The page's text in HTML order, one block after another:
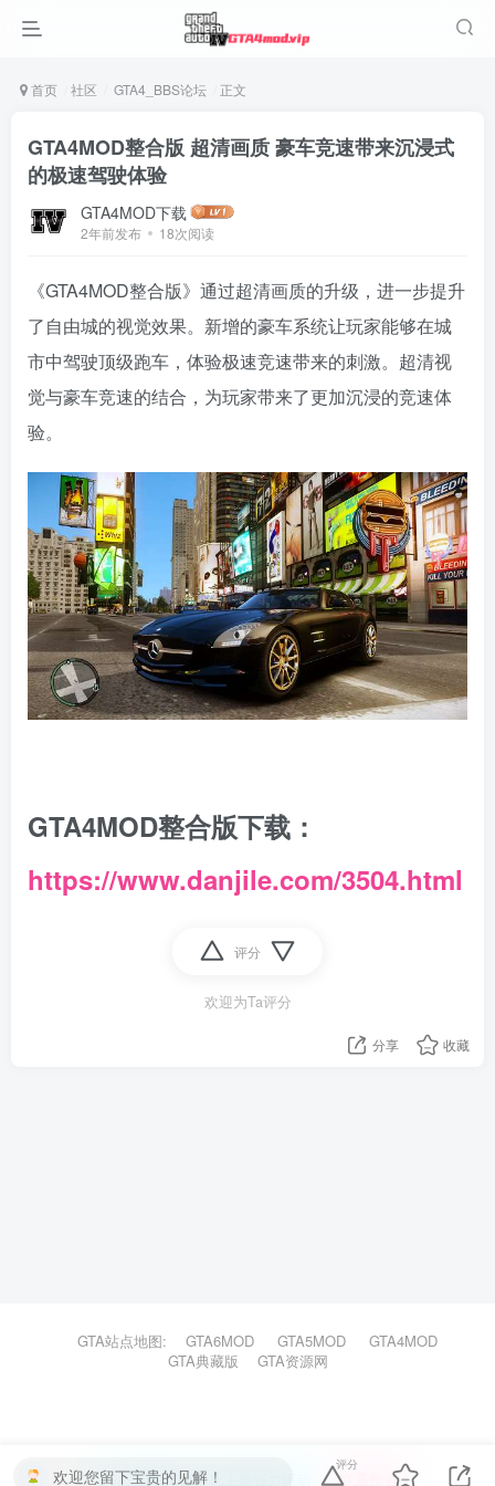
首页 社区 GTA4_BBS论坛 正文
GTA4MOD整合版 超清画质 豪车竞速带来沉浸式
的极速驾驶体验
GTA4MOD下载
2年前发布 18次阅读
《GTA4MOD整合版》通过超清画质的升级，进一步提升
了自由城的视觉效果。新增的豪车系统让玩家能够在城
市中驾驶顶级跑车，体验极速竞速带来的刺激。超清视
觉与豪车竞速的结合，为玩家带来了更加沉浸的竞速体
验。
GTA4MOD整合版下载：
https://www.danjile.com/3504.html
评分
欢迎为Ta评分
分享 收藏
GTA站点地图: GTA6MOD GTA5MOD
GTA4MOD
GTA典藏版
GTA资源网
欢迎您留下宝贵的见解！
评分
本站主题由Zibll子比主题强力驱动 联系作者